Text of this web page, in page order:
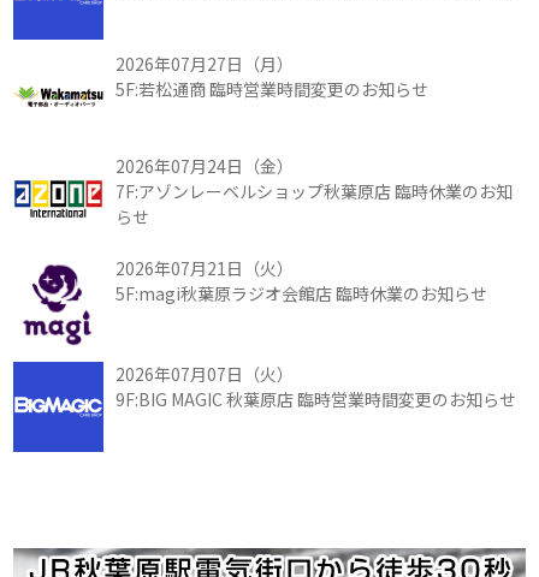
2026年07月27日（月）
5F:若松通商 臨時営業時間変更のお知らせ
2026年07月24日（金）
7F:アゾンレーベルショップ秋葉原店 臨時休業のお知
らせ
2026年07月21日（火）
5F:magi秋葉原ラジオ会館店 臨時休業のお知らせ
2026年07月07日（火）
9F:BIG MAGIC 秋葉原店 臨時営業時間変更のお知らせ